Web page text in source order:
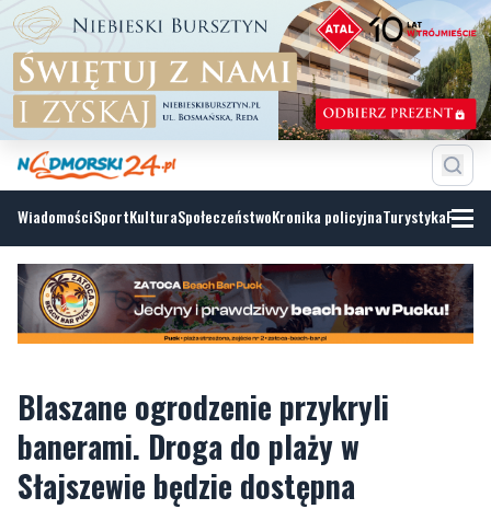
WiadomościSportKulturaSpołeczeństwoKronika policyjnaTurystyka
Blaszane ogrodzenie przykryli
banerami. Droga do plaży w
Słajszewie będzie dostępna